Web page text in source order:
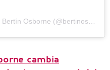
Una publicación compartida por Bertín Osborne (@bertinosborne)
cambia